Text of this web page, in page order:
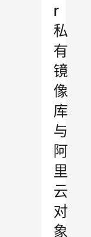
r
私
有
镜
像
库
与
阿
里
云
对
象